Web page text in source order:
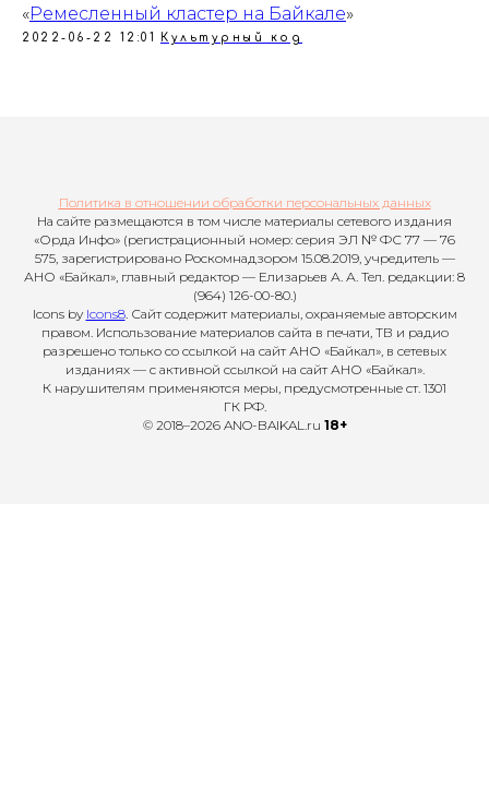
«Ремесленный кластер на Байкале»
2022-06-22 12:01 Культурный код
Политика в отношении обработки персональных данных
На сайте размещаются в том числе материалы сетевого издания
«Орда Инфо» (регистрационный номер: серия ЭЛ № ФС 77 — 76
575, зарегистрировано Роскомнадзором 15.08.2019, учредитель —
АНО «Байкал», главный редактор — Елизарьев А. А. Тел. редакции: 8
(964) 126-00-80.)
Icons by Icons8. Сайт содержит материалы, охраняемые авторским
правом. Использование материалов сайта в печати, ТВ и радио
разрешено только со ссылкой на сайт АНО «Байкал», в сетевых
изданиях — с активной ссылкой на сайт АНО «Байкал».
К нарушителям применяются меры, предусмотренные ст. 1301
ГК РФ.
© 2018–2026 ANO-BAIKAL.ru 18+